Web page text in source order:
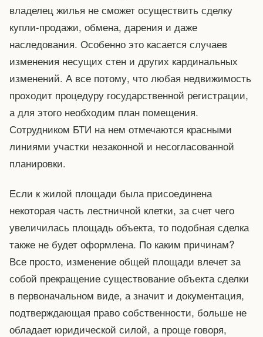
владелец жилья не сможет осуществить сделку
купли-продажи, обмена, дарения и даже
наследования. Особенно это касается случаев
изменения несущих стен и других кардинальных
изменений. А все потому, что любая недвижимость
проходит процедуру государственной регистрации,
а для этого необходим план помещения.
Сотрудником БТИ на нем отмечаются красными
линиями участки незаконной и несогласованной
планировки.
Если к жилой площади была присоединена
некоторая часть лестничной клетки, за счет чего
увеличилась площадь объекта, то подобная сделка
также не будет оформлена. По каким причинам?
Все просто, изменение общей площади влечет за
собой прекращение существование объекта сделки
в первоначальном виде, а значит и документация,
подтверждающая право собственности, больше не
обладает юридической силой, а проще говоря,